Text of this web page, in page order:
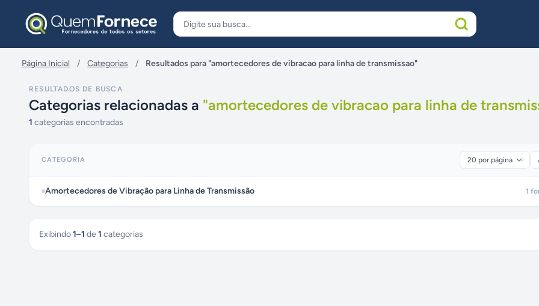
Página Inicial / Categorias / Resultados para "amortecedores de vibracao para linha de transmissao"
RESULTADOS DE BUSCA
Categorias relacionadas a "amortecedores de vibracao para linha de
1 categorias encontradas
CATEGORIA
Amortecedores de Vibração para Linha de Transmissão 1
Exibindo1–1 de 1 categorias